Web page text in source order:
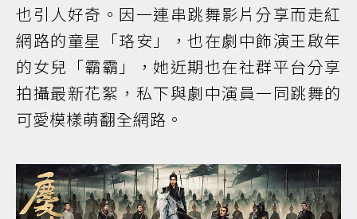
也引人好奇。因一連串跳舞影片分享而走紅
網路的童星「珞安」，也在劇中飾演王啟年
的女兒「霸霸」，她近期也在社群平台分享
拍攝最新花絮，私下與劇中演員一同跳舞的
可愛模樣萌翻全網路。